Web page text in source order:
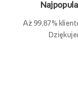
Aż 99,87%